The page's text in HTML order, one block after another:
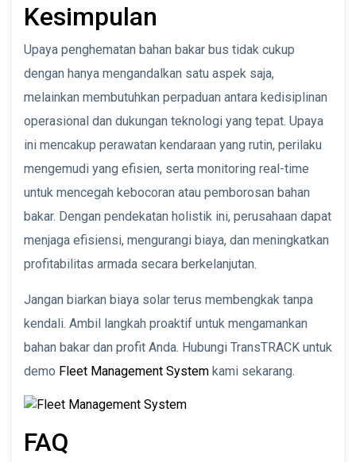
Kesimpulan
Upaya penghematan bahan bakar bus tidak cukup
dengan hanya mengandalkan satu aspek saja,
melainkan membutuhkan perpaduan antara kedisiplinan
operasional dan dukungan teknologi yang tepat. Upaya
ini mencakup perawatan kendaraan yang rutin, perilaku
mengemudi yang efisien, serta monitoring real-time
untuk mencegah kebocoran atau pemborosan bahan
bakar. Dengan pendekatan holistik ini, perusahaan dapat
menjaga efisiensi, mengurangi biaya, dan meningkatkan
profitabilitas armada secara berkelanjutan.
Jangan biarkan biaya solar terus membengkak tanpa
kendali. Ambil langkah proaktif untuk mengamankan
bahan bakar dan profit Anda. Hubungi TransTRACK untuk
demo Fleet Management System kami sekarang.
FAQ